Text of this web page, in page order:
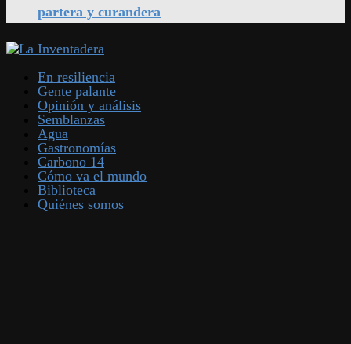
partera y curandera
En resiliencia
Gente palante
Opinión y análisis
Semblanzas
Agua
Gastronomías
Carbono 14
Cómo va el mundo
Biblioteca
Quiénes somos